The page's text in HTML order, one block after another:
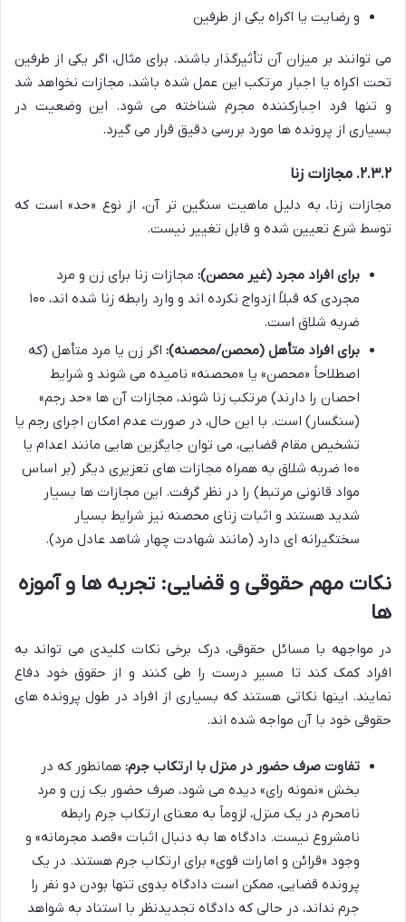
و رضایت یا اکراه یکی از طرفین
می توانند بر میزان آن تأثیرگذار باشند. برای مثال، اگر یکی از طرفین
تحت اکراه یا اجبار مرتکب این عمل شده باشد، مجازات نخواهد شد
و تنها فرد اجبارکننده مجرم شناخته می شود. این وضعیت در
بسیاری از پرونده ها مورد بررسی دقیق قرار می گیرد.
۲.۳.۲. مجازات زنا
مجازات زنا، به دلیل ماهیت سنگین تر آن، از نوع «حد» است که
توسط شرع تعیین شده و قابل تغییر نیست.
برای افراد مجرد (غیر محصن): مجازات زنا برای زن و مرد
مجردی که قبلاً ازدواج نکرده اند و وارد رابطه زنا شده اند، ۱۰۰
ضربه شلاق است.
برای افراد متأهل (محصن/محصنه): اگر زن یا مرد متأهل (که
اصطلاحاً «محصن» یا «محصنه» نامیده می شوند و شرایط
احصان را دارند) مرتکب زنا شوند، مجازات آن ها «حد رجم»
(سنگسار) است. با این حال، در صورت عدم امکان اجرای رجم یا
تشخیص مقام قضایی، می توان جایگزین هایی مانند اعدام یا
۱۰۰ ضربه شلاق به همراه مجازات های تعزیری دیگر (بر اساس
مواد قانونی مرتبط) را در نظر گرفت. این مجازات ها بسیار
شدید هستند و اثبات زنای محصنه نیز شرایط بسیار
سختگیرانه ای دارد (مانند شهادت چهار شاهد عادل مرد).
نکات مهم حقوقی و قضایی: تجربه ها و آموزه
ها
در مواجهه با مسائل حقوقی، درک برخی نکات کلیدی می تواند به
افراد کمک کند تا مسیر درست را طی کنند و از حقوق خود دفاع
نمایند. اینها نکاتی هستند که بسیاری از افراد در طول پرونده های
حقوقی خود با آن مواجه شده اند.
تفاوت صرف حضور در منزل با ارتکاب جرم: همانطور که در
بخش «نمونه رای» دیده می شود، صرف حضور یک زن و مرد
نامحرم در یک منزل، لزوماً به معنای ارتکاب جرم رابطه
نامشروع نیست. دادگاه ها به دنبال اثبات «قصد مجرمانه» و
وجود «قرائن و امارات قوی» برای ارتکاب جرم هستند. در یک
پرونده قضایی، ممکن است دادگاه بدوی تنها بودن دو نفر را
جرم نداند، در حالی که دادگاه تجدیدنظر با استناد به شواهد